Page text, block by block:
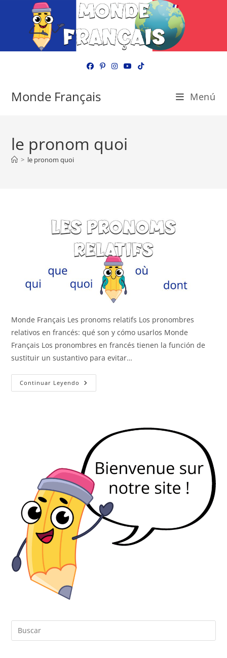
Monde Français Menú
le pronom quoi
> le pronom quoi
Monde Français Les pronoms relatifs Los pronombres
relativos en francés: qué son y cómo usarlos Monde
Français Los pronombres en francés tienen la función de
sustituir un sustantivo para evitar…
Continuar Leyendo Los
Pronombres